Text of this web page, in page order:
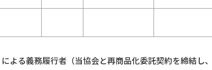
による義務履行者（当協会と再商品化委託契約を締結